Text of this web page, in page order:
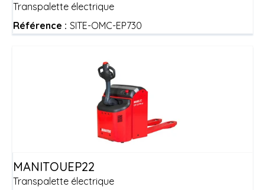
Transpalette électrique
Référence : SITE-OMC-EP730
Transpalette électrique
MANITOUEP22